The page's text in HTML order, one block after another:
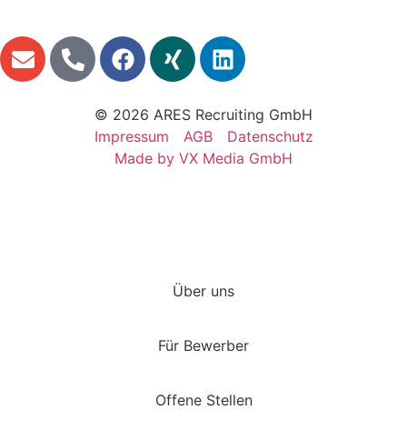
© 2026 ARES Recruiting GmbH
Impressum
AGB
Datenschutz
Made by VX Media GmbH
Über uns
Für Bewerber
Offene Stellen